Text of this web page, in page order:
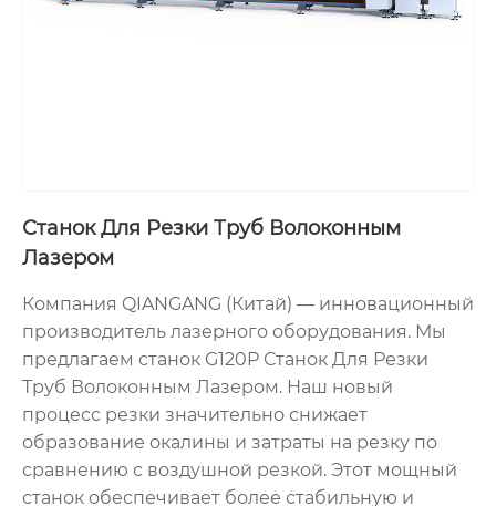
Станок Для Резки Труб Волоконным
Лазером
Компания QIANGANG (Китай) — инновационный
производитель лазерного оборудования. Мы
предлагаем станок G120P Станок Для Резки
Труб Волоконным Лазером. Наш новый
процесс резки значительно снижает
образование окалины и затраты на резку по
сравнению с воздушной резкой. Этот мощный
станок обеспечивает более стабильную и